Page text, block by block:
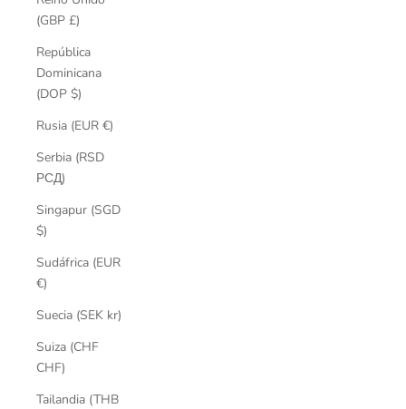
(GBP £)
República
Dominicana
(DOP $)
Rusia (EUR €)
Serbia (RSD
РСД)
Singapur (SGD
$)
Sudáfrica (EUR
€)
Suecia (SEK kr)
Suiza (CHF
CHF)
Tailandia (THB